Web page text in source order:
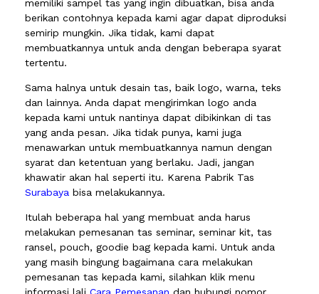
memiliki sampel tas yang ingin dibuatkan, bisa anda
berikan contohnya kepada kami agar dapat diproduksi
semirip mungkin. Jika tidak, kami dapat
membuatkannya untuk anda dengan beberapa syarat
tertentu.
Sama halnya untuk desain tas, baik logo, warna, teks
dan lainnya. Anda dapat mengirimkan logo anda
kepada kami untuk nantinya dapat dibikinkan di tas
yang anda pesan. Jika tidak punya, kami juga
menawarkan untuk membuatkannya namun dengan
syarat dan ketentuan yang berlaku. Jadi, jangan
khawatir akan hal seperti itu. Karena Pabrik Tas
Surabaya bisa melakukannya.
Itulah beberapa hal yang membuat anda harus
melakukan pemesanan tas seminar, seminar kit, tas
ransel, pouch, goodie bag kepada kami. Untuk anda
yang masih bingung bagaimana cara melakukan
pemesanan tas kepada kami, silahkan klik menu
informasi lali Cara Pemesanan dan hubungi nomor